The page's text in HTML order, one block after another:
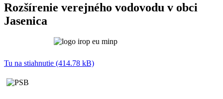
Rozšírenie verejného vodovodu v obci
Jasenica
Tu na stiahnutie (414.78 kB)